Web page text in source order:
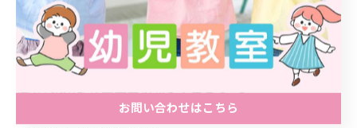
--------------------------------------------------------------------
--
西荻フレンドリースクール
住所 : 東京都杉並区西荻北３丁目１６−３
エクレールバロン ３０１お問い合わせはこちら